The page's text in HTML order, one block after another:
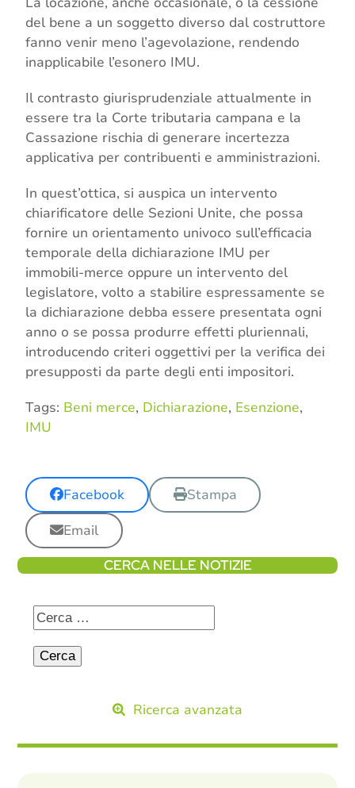
del bene a un soggetto diverso dal costruttore
fanno venir meno l’agevolazione, rendendo
inapplicabile l’esonero IMU.
Il contrasto giurisprudenziale attualmente in
essere tra la Corte tributaria campana e la
Cassazione rischia di generare incertezza
applicativa per contribuenti e amministrazioni.
In quest’ottica, si auspica un intervento
chiarificatore delle Sezioni Unite, che possa
fornire un orientamento univoco sull’efficacia
temporale della dichiarazione IMU per
immobili-merce oppure un intervento del
legislatore, volto a stabilire espressamente se
la dichiarazione debba essere presentata ogni
anno o se possa produrre effetti pluriennali,
introducendo criteri oggettivi per la verifica dei
presupposti da parte degli enti impositori.
Tags: Beni merce, Dichiarazione, Esenzione,
IMU
Facebook
Stampa
Email
CERCA NELLE NOTIZIE
Ricerca avanzata